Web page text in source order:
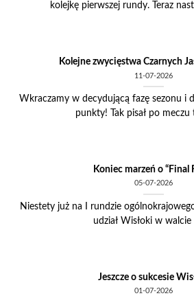
kolejkę pierwszej rundy. Teraz
Kolejne zwycięstwa Czarnych
11-07-2026
Wkraczamy w decydującą fazę sezonu i
punkty! Tak pisał po meczu
Koniec marzeń o “Final
05-07-2026
Niestety już na I rundzie
udział Wisłoki w walcie
Jeszcze o sukcesie
01-07-2026